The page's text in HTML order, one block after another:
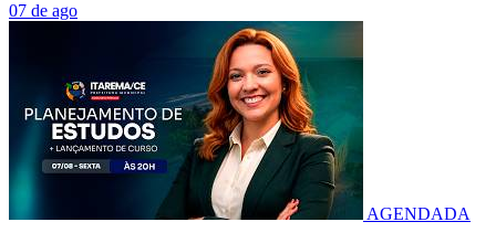
07 de ago
AGENDADA